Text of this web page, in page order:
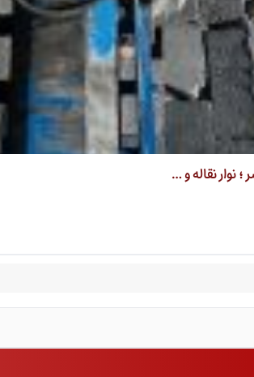
نقاله و …